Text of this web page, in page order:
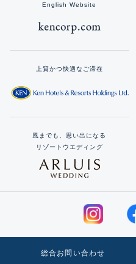
English Website
上質かつ快適なご滞在
風までも、思い出になる
リゾートウエディング
総合お問い合わせ